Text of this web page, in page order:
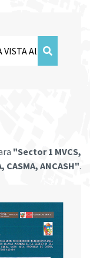
"Sector 1 MVCS,
CASMA, ANCASH".